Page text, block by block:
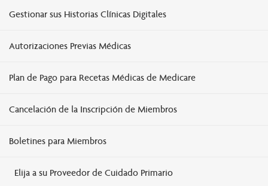
Gestionar sus Historias Clínicas Digitales
Autorizaciones Previas Médicas
Plan de Pago para Recetas Médicas de Medicare
Cancelación de la Inscripción de Miembros
Boletines para Miembros
Elija a su Proveedor de Cuidado Primario